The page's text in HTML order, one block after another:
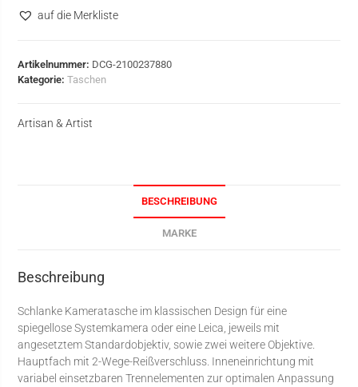
auf die Merkliste
Artikelnummer: DCG-2100237880
Kategorie:Taschen
Artisan & Artist
BESCHREIBUNG
MARKE
Beschreibung
Schlanke Kameratasche im klassischen Design für eine
spiegellose Systemkamera oder eine Leica, jeweils mit
angesetztem Standardobjektiv, sowie zwei weitere Objektive.
Hauptfach mit 2-Wege-Reißverschluss. Inneneinrichtung mit
variabel einsetzbaren Trennelementen zur optimalen Anpassung